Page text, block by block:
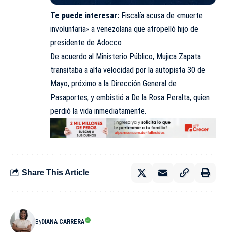
Te puede interesar: Fiscalía acusa de «muerte
involuntaria» a venezolana que atropelló hijo de
presidente de Adocco
De acuerdo al Ministerio Público, Mujica Zapata
transitaba a alta velocidad por la autopista 30 de
Mayo, próximo a la Dirección General de
Pasaportes, y embistió a De la Rosa Peralta, quien
perdió la vida inmediatamente.
Share This Article
ByDIANA CARRERA